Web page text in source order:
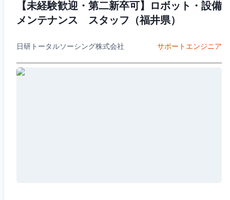
【未経験歓迎・第二新卒可】ロボット・設備
メンテナンス スタッフ（福井県）
日研トータルソーシング株式会社 サポートエンジニア